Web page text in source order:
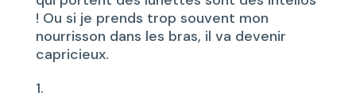
! Ou si je prends trop souvent mon
nourrisson dans les bras, il va devenir
capricieux.